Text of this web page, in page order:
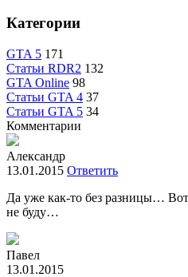
Категории
GTA 5 171
Статьи RDR2 132
GTA Online 98
Статьи GTA 4 37
Статьи GTA 5 34
Комментарии
Александр
13.01.2015 Ответить
Да уже как-то без разницы… Вот
не буду…
Павел
13.01.2015